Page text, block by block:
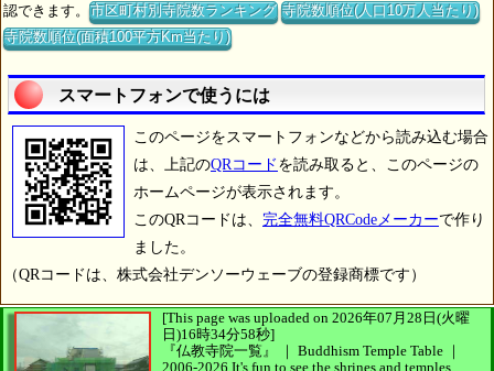
認できます。市区町村別寺院数ランキング 寺院数順位(人口10万人当たり)
寺院数順位(面積100平方Km当たり)
スマートフォンで使うには
このページをスマートフォンなどから読み込む場合
は、上記のQRコード を読み取ると、このページの
ホームページが表示されます。
このQRコードは、 完全無料QRCodeメーカーで作り
ました。
（QRコードは、株式会社デンソーウェーブの登録商標です）
[This page was uploaded on 2026年07月28日(火曜
日)16時34分58秒]
『仏教寺院一覧』 ｜ Buddhism Temple Table ｜
2006-2026 It's fun to see the shrines and temples.